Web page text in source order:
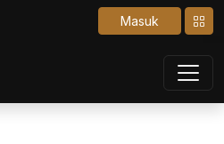
Masuk